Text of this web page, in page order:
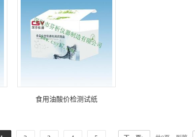
食用油酸价检测试纸